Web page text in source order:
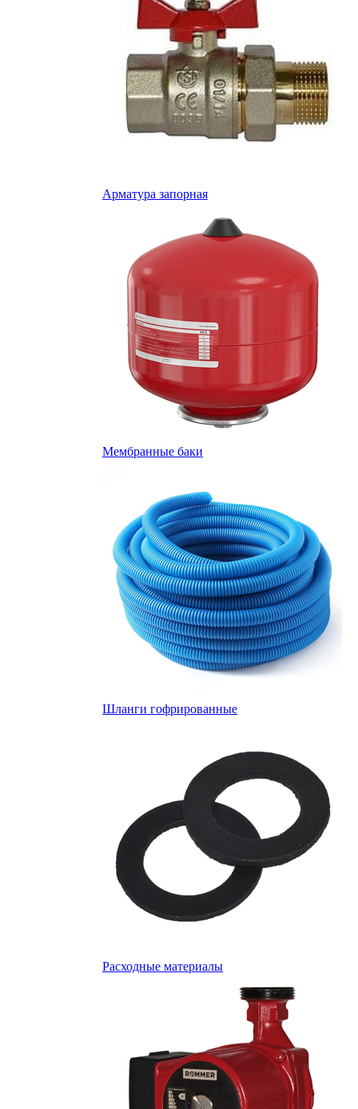
Арматура запорная
Мембранные баки
Шланги гофрированные
Расходные материалы